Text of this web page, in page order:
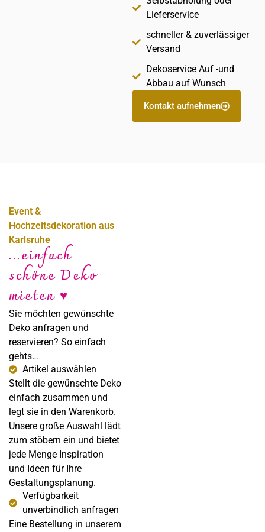
Lieferservice
schneller & zuverlässiger
Versand
Dekoservice Auf -und
Abbau auf Wunsch
Kontakt aufnehmen
Event &
Hochzeitsdekoration aus
Karlsruhe
...einfach
schöne Deko
mieten ♥
Sie möchten gewünschte
Deko anfragen und
reservieren? So einfach
gehts…
Artikel auswählen
Stellt die gewünschte Deko
einfach zusammen und
legt sie in den Warenkorb.
Unsere große Auswahl lädt
zum stöbern ein und bietet
jede Menge Inspiration
und Ideen für Ihre
Gestaltungsplanung.
Verfügbarkeit
unverbindlich anfragen
Eine Bestellung in unserem